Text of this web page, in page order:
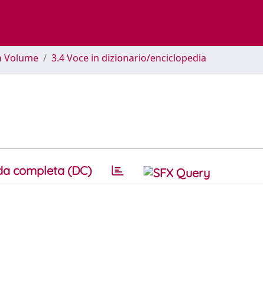
Volume 3.4 Voce in dizionario/enciclopedia
completa (DC)